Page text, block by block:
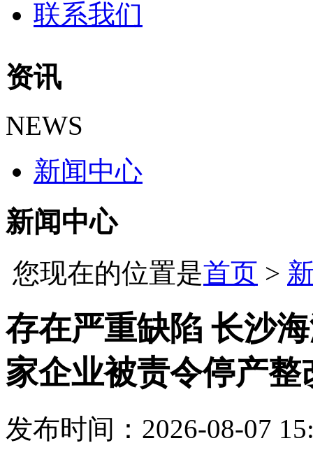
联系我们
资讯
NEWS
新闻中心
新闻中心
您现在的位置是首页 >
存在严重缺陷 长沙
家企业被责令停产整
发布时间：2026-08-07